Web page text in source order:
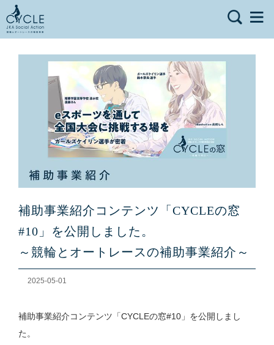
補助事業紹介コンテンツ「CYCLEの窓
#10」を公開しました。
～競輪とオートレースの補助事業紹介～
2025-05-01
補助事業紹介コンテンツ「CYCLEの窓#10」を公開しまし
た。